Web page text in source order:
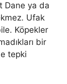
Dane ya da
Ufak
Köpekler
bir
tepki